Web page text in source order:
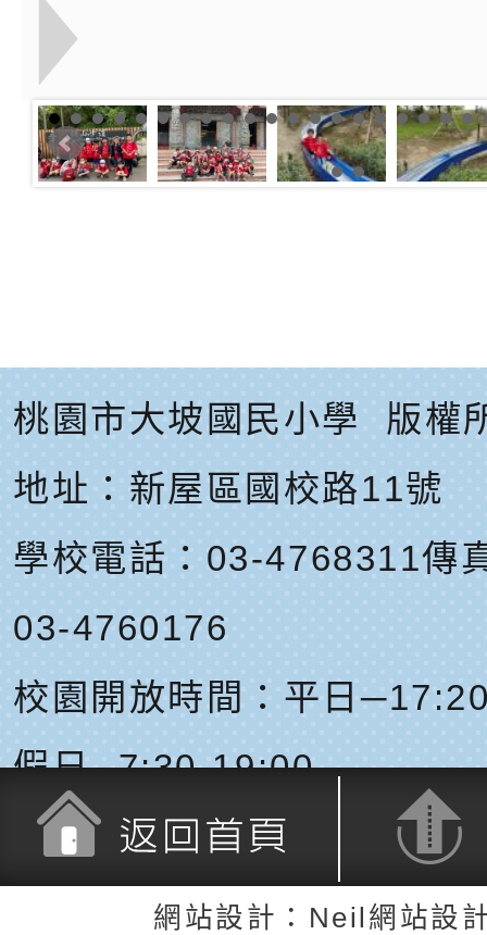
桃園市大坡國民小學
版權
地址： 新屋區國校路11號
學校電話：03-4768311傳
03-4760176
校園開放時間：平日
假日─7:30-19:00
返回頂端
網站設計：Neil網站設